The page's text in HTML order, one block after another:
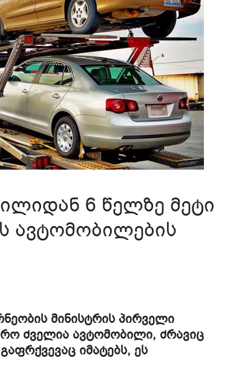
6 წელზე მეტი
ავტომობილების
მინისტრის პირველი
ძველია ავტომობილი, ძრავიც
იმატებს, ეს